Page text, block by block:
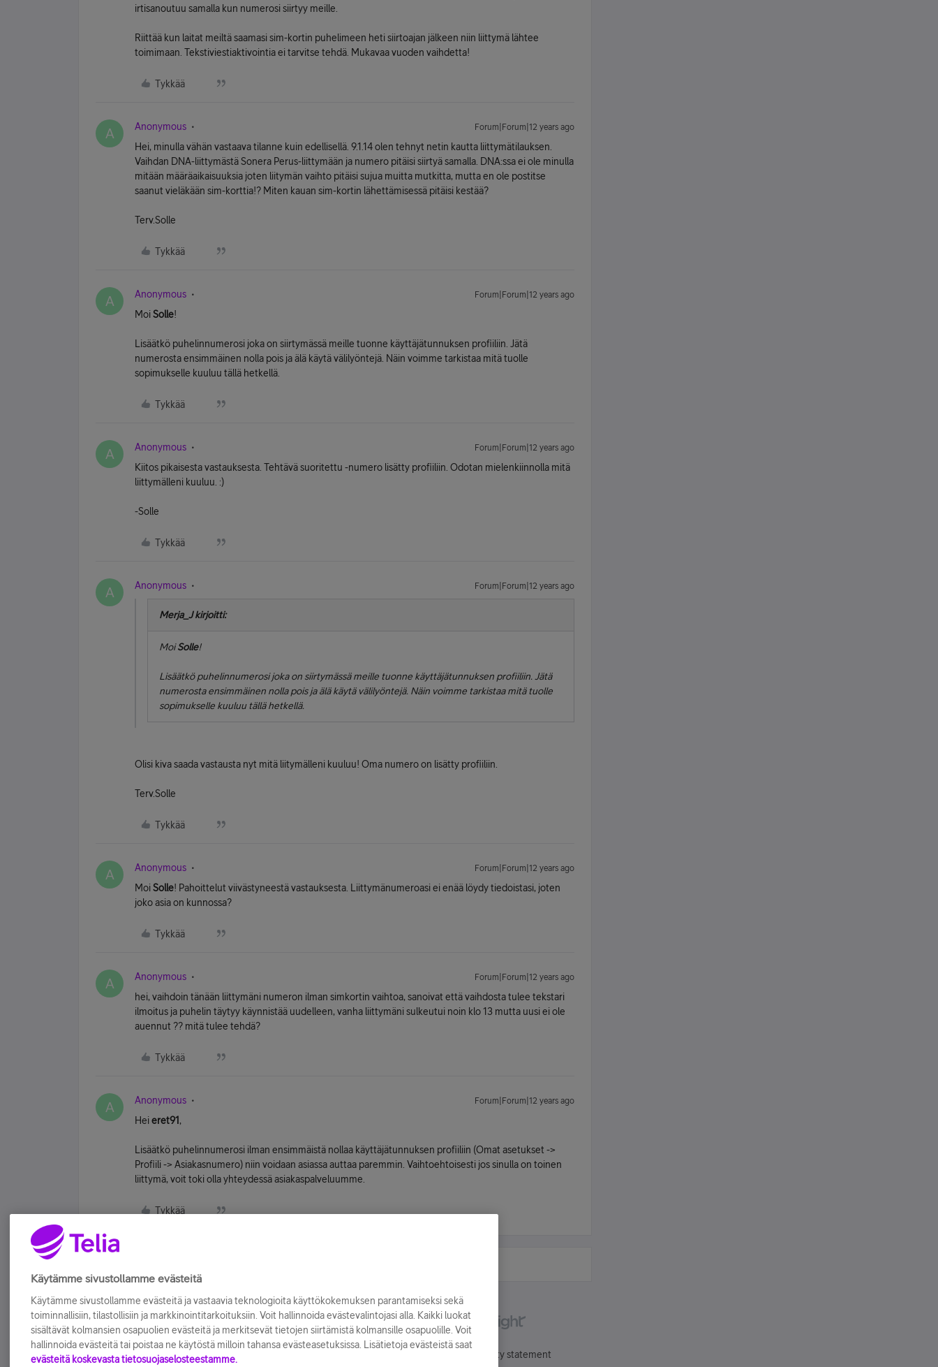
irtisanoutuu samalla kun numerosi siirtyy meille.
Riittää kun laitat meiltä saamasi sim-kortin puhelimeen heti siirtoajan jälkeen niin liittymä lähtee
toimimaan. Tekstiviestiaktivointia ei tarvitse tehdä. Mukavaa vuoden vaihdetta!
Tykkää
A Anonymous Forum|Forum|12 years ago
Hei, minulla vähän vastaava tilanne kuin edellisellä. 9.1.14 olen tehnyt netin kautta liittymätilauksen.
Vaihdan DNA-liittymästä Sonera Perus-liittymään ja numero pitäisi siirtyä samalla. DNA:ssa ei ole minulla
mitään määräaikaisuuksia joten liitymän vaihto pitäisi sujua muitta mutkitta, mutta en ole postitse
saanut vieläkään sim-korttia!? Miten kauan sim-kortin lähettämisessä pitäisi kestää?
Terv.Solle
Tykkää
A Anonymous Forum|Forum|12 years ago
MoiSolle!
Lisäätkö puhelinnumerosi joka on siirtymässä meille tuonne käyttäjätunnuksen profiiliin. Jätä
numerosta ensimmäinen nolla pois ja älä käytä välilyöntejä. Näin voimme tarkistaa mitä tuolle
sopimukselle kuuluu tällä hetkellä.
Tykkää
A Anonymous Forum|Forum|12 years ago
Kiitos pikaisesta vastauksesta. Tehtävä suoritettu -numero lisätty profiiliin. Odotan mielenkiinnolla mitä
liittymälleni kuuluu. :)
-Solle
Tykkää
A Anonymous Forum|Forum|12 years ago
Merja_J kirjoitti:
MoiSolle!
Lisäätkö puhelinnumerosi joka on siirtymässä meille tuonne käyttäjätunnuksen profiiliin. Jätä
numerosta ensimmäinen nolla pois ja älä käytä välilyöntejä. Näin voimme tarkistaa mitä tuolle
sopimukselle kuuluu tällä hetkellä.
Olisi kiva saada vastausta nyt mitä liitymälleni kuuluu! Oma numero on lisätty profiiliin.
Terv.Solle
Tykkää
A Anonymous Forum|Forum|12 years ago
MoiSolle! Pahoittelut viivästyneestä vastauksesta. Liittymänumeroasi ei enää löydy tiedoistasi, joten
joko asia on kunnossa?
Tykkää
A Anonymous Forum|Forum|12 years ago
hei, vaihdoin tänään liittymäni numeron ilman simkortin vaihtoa, sanoivat että vaihdosta tulee tekstari
ilmoitus ja puhelin täytyy käynnistää uudelleen, vanha liittymäni sulkeutui noin klo 13 mutta uusi ei ole
auennut ?? mitä tulee tehdä?
Tykkää
A Anonymous Forum|Forum|12 years ago
Heieret91 ,
Lisäätkö puhelinnumerosi ilman ensimmäistä nollaa käyttäjätunnuksen profiiliin (Omat asetukset ->
Profiili -> Asiakasnumero) niin voidaan asiassa auttaa paremmin. Vaihtoehtoisesti jos sinulla on toinen
liittymä, voit toki olla yhteydessä asiakaspalveluumme.
Tykkää
Accessibility statement
Käytämme sivustollamme evästeitä
Käytämme sivustollamme evästeitä ja vastaavia teknologioita käyttökokemuksen parantamiseksi sekä
toiminnallisiin, tilastollisiin ja markkinointitarkoituksiin. Voit hallinnoida evästevalintojasi alla. Kaikki luokat
sisältävät kolmansien osapuolien evästeitä ja merkitsevät tietojen siirtämistä kolmansille osapuolille. Voit
hallinnoida evästeitä tai poistaa ne käytöstä milloin tahansa evästeasetuksissa. Lisätietoja evästeistä saat
evästeitä koskevasta tietosuojaselosteestamme.